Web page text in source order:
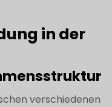
in der
verschiedenen